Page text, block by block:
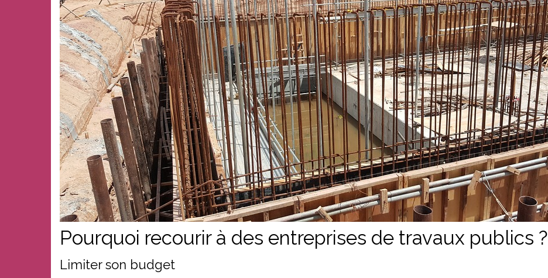
Pourquoi recourir à des entreprises de travaux publics ?
Limiter son budget